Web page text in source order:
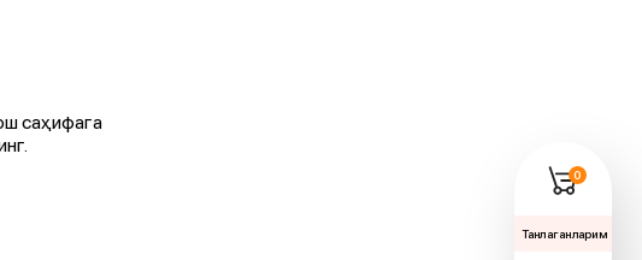
саҳифага
0
Танлаганларим